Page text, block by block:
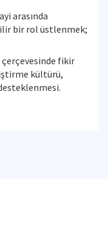
arasında
bir rol üstlenmek;
fikir
kültürü,